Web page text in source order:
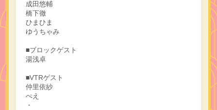
成田悠輔
橋下徹
ひまひま
ゆうちゃみ
■ブロックゲスト
湯浅卓
■VTRゲスト
仲里依紗
ぺえ
・